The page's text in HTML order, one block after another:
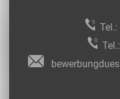
Tel.:
Tel.: